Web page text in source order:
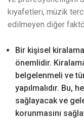
kıyafetleri, müzik
edilmeyen diğer
Bir kişisel
önemlidir.
belgelenmeli ve
yapılmalıdır. Bu,
sağlayacak ve
korunmasını